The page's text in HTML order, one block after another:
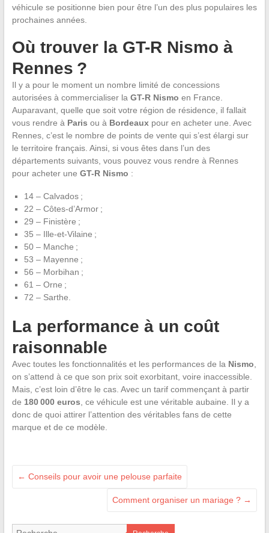
véhicule se positionne bien pour être l’un des plus populaires les
prochaines années.
Où trouver la GT-R Nismo à
Rennes ?
Il y a pour le moment un nombre limité de concessions
autorisées à commercialiser la GT-R Nismo en France.
Auparavant, quelle que soit votre région de résidence, il fallait
vous rendre à Paris ou à Bordeauxpour en acheter une. Avec
Rennes, c’est le nombre de points de vente qui s’est élargi sur
le territoire français. Ainsi, si vous êtes dans l’un des
départements suivants, vous pouvez vous rendre à Rennes
pour acheter une GT-R Nismo :
14 – Calvados ;
22 – Côtes-d’Armor ;
29 – Finistère ;
35 – Ille-et-Vilaine ;
50 – Manche ;
53 – Mayenne ;
56 – Morbihan ;
61 – Orne ;
72 – Sarthe.
La performance à un coût
raisonnable
Avec toutes les fonctionnalités et les performances de la Nismo
on s’attend à ce que son prix soit exorbitant, voire inaccessible.
Mais, c’est loin d’être le cas. Avec un tarif commençant à partir
de 180 000 euros , ce véhicule est une véritable aubaine. Il y a
donc de quoi attirer l’attention des véritables fans de cette
marque et de ce modèle.
← Conseils pour avoir une pelouse parfaite
Comment organiser un mariage ? →